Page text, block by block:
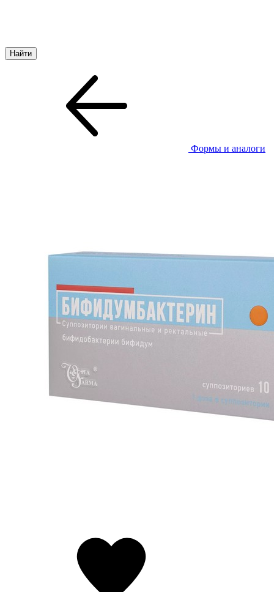
Формы и аналоги